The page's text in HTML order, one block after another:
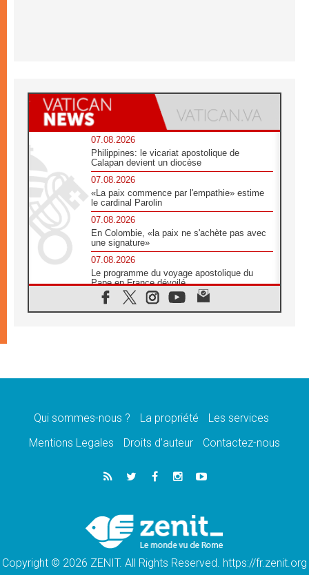
07.08.2026
Philippines: le vicariat apostolique de
Calapan devient un diocèse
07.08.2026
«La paix commence par l'empathie» estime
le cardinal Parolin
07.08.2026
En Colombie, «la paix ne s'achète pas avec
une signature»
07.08.2026
Le programme du voyage apostolique du
Pape en France dévoilé
07.08.2026
1ère Conférence continentale sur l'éducation
07.08.2026
07.08.2026
lancement des «dix jours de prière pour la
06.08.2026
Préparatifs des JMJ 2027 à Séoul: «c'est
Chrétiens et confucéens: respect et sagesse
pour relever les «défis urgents»
Qui sommes-nous ? La propriété
Les services
Mentions Legales
Droits d’auteur Contactez-nous
Copyright © 2026 ZENIT. All Rights Reserved. https://fr.zenit.org